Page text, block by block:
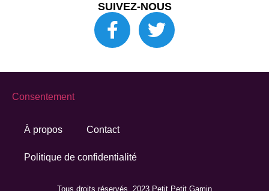
SUIVEZ-NOUS
Tous droits réservés. 2023 Petit Petit Gamin
À propos Contact
Politique de confidentialité
Consentement